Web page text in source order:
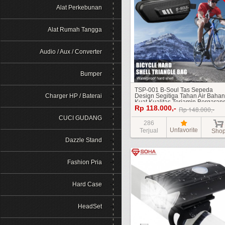
Alat Perkebunan
Alat Rumah Tangga
Audio / Aux / Converter
Bumper
Charger HP / Baterai
CUCI GUDANG
Dazzle Stand
Fashion Pria
Hard Case
HeadSet
TSP-001 B-Soul Tas Sepeda
Design Segitiga Tahan Air Bahan
Kuat Kualitas Terjamin
Gowes Resleting HardShell
Triangle Bag Waterproof ASP-014
Rp 118.000,- Rp 148.000,-
286
Terjual
Unfavorite Shop